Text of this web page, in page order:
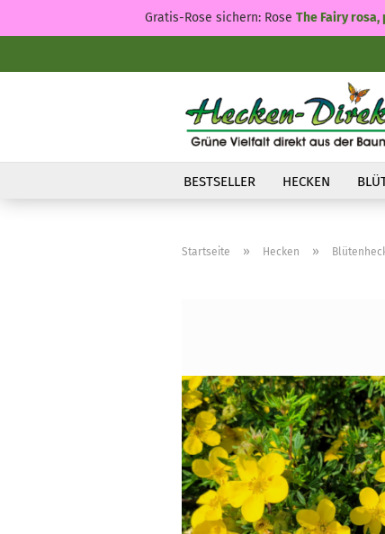
Gratis-Rose sichern: Rose The Fairy
BESTSELLER HECKEN
Startseite » Hecken »